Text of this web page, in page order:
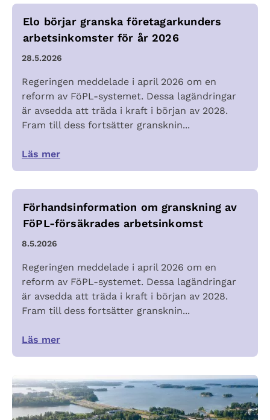
Elo börjar granska företagarkunders
arbetsinkomster för år 2026
28.5.2026
Regeringen meddelade i april 2026 om en
reform av FöPL-systemet. Dessa lagändringar
är avsedda att träda i kraft i början av 2028.
Fram till dess fortsätter gransknin...
Läs mer
Förhandsinformation om granskning av
FöPL-försäkrades arbetsinkomst
8.5.2026
Regeringen meddelade i april 2026 om en
reform av FöPL-systemet. Dessa lagändringar
är avsedda att träda i kraft i början av 2028.
Fram till dess fortsätter gransknin...
Läs mer